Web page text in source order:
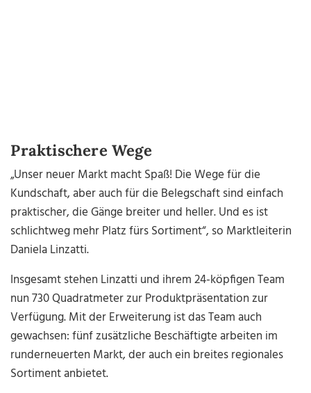
Praktischere Wege
„Unser neuer Markt macht Spaß! Die Wege für die
Kundschaft, aber auch für die Belegschaft sind einfach
praktischer, die Gänge breiter und heller. Und es ist
schlichtweg mehr Platz fürs Sortiment“, so Marktleiterin
Daniela Linzatti.
Insgesamt stehen Linzatti und ihrem 24-köpfigen Team
nun 730 Quadratmeter zur Produktpräsentation zur
Verfügung. Mit der Erweiterung ist das Team auch
gewachsen: fünf zusätzliche Beschäftigte arbeiten im
runderneuerten Markt, der auch ein breites regionales
Sortiment anbietet.